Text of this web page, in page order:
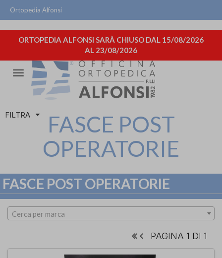
Ortopedia Alfonsi
ORTOPEDIA ALFONSI SARÀ CHIUSO DAL 15/08/2026
AL 23/08/2026
Attiva/disattiva
navigazione
FILTRA
FASCE POST
OPERATORIE
FASCE POST OPERATORIE
Cerca per marca
PAGINA 1 DI 1